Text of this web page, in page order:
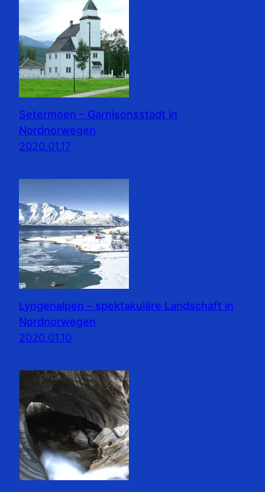
Setermoen – Garnisonsstadt in
Nordnorwegen
2020.01.17
Lyngenalpen – spektakuläre Landschaft in
Nordnorwegen
2020.01.10